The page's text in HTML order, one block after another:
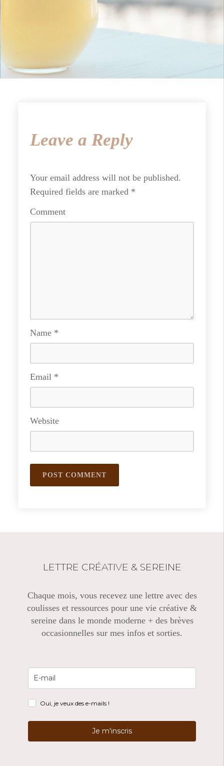
Leave a Reply
Your email address will not be published.
Required fields are marked *
Comment
Name *
Email *
Website
LETTRE CRÉATIVE & SEREINE
Chaque mois, vous recevez une lettre avec des
coulisses et ressources pour une vie créative &
sereine dans le monde moderne + des brèves
occasionnelles sur mes infos et sorties.
Oui, je veux des e-mails !
Je m'inscris